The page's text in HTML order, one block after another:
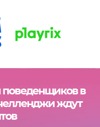
в
ждут